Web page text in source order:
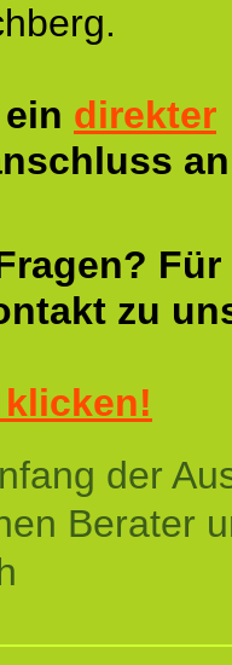
direkter
zu
der
Berater